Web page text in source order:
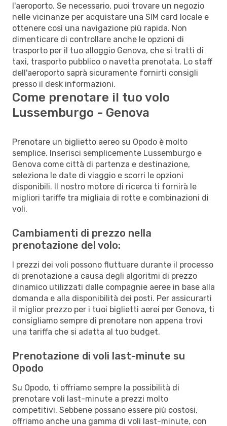
l'aeroporto. Se necessario, puoi trovare un negozio
nelle vicinanze per acquistare una SIM card locale e
ottenere così una navigazione più rapida. Non
dimenticare di controllare anche le opzioni di
trasporto per il tuo alloggio Genova, che si tratti di
taxi, trasporto pubblico o navetta prenotata. Lo staff
dell'aeroporto saprà sicuramente fornirti consigli
presso il desk informazioni.
Come prenotare il tuo volo
Lussemburgo - Genova
Prenotare un biglietto aereo su Opodo è molto
semplice. Inserisci semplicemente Lussemburgo e
Genova come città di partenza e destinazione,
seleziona le date di viaggio e scorri le opzioni
disponibili. Il nostro motore di ricerca ti fornirà le
migliori tariffe tra migliaia di rotte e combinazioni di
voli.
Cambiamenti di prezzo nella
prenotazione del volo:
I prezzi dei voli possono fluttuare durante il processo
di prenotazione a causa degli algoritmi di prezzo
dinamico utilizzati dalle compagnie aeree in base alla
domanda e alla disponibilità dei posti. Per assicurarti
il miglior prezzo per i tuoi biglietti aerei per Genova, ti
consigliamo sempre di prenotare non appena trovi
una tariffa che si adatta al tuo budget.
Prenotazione di voli last-minute su
Opodo
Su Opodo, ti offriamo sempre la possibilità di
prenotare voli last-minute a prezzi molto
competitivi. Sebbene possano essere più costosi,
offriamo anche una gamma di voli last-minute, con